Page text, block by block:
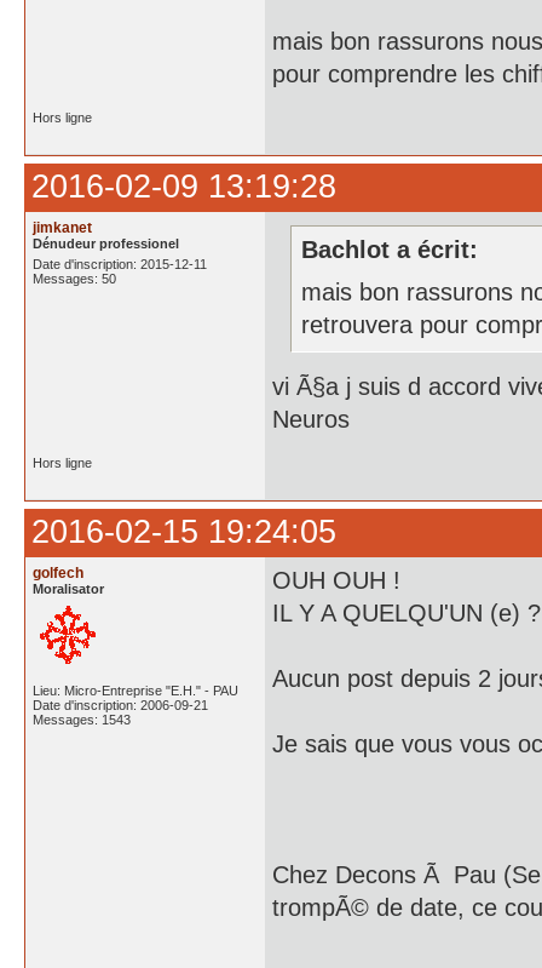
mais bon rassurons
pour comprendre les
Hors ligne
2016-02-09 13:19:28
jimkanet
Dénudeur professionel
Date d'inscription: 2015-12-11
Messages: 50
Bachlot a écrit:
mais bon rassurons
retrouvera pour
vi Ã§a j suis d accord
Neuros
Hors ligne
2016-02-15 19:24:05
golfech
Moralisator
Lieu: Micro-Entreprise "E.H." - PAU
Date d'inscription: 2006-09-21
Messages: 1543
OUH OUH !
IL Y A QUELQU'UN (e) ?
Aucun post depuis 2
Je sais que vous vous
Chez Decons Ã Pau
trompÃ© de date, ce